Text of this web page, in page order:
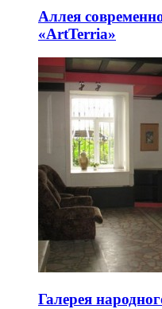
Аллея
«ArtTerria»
Галерея